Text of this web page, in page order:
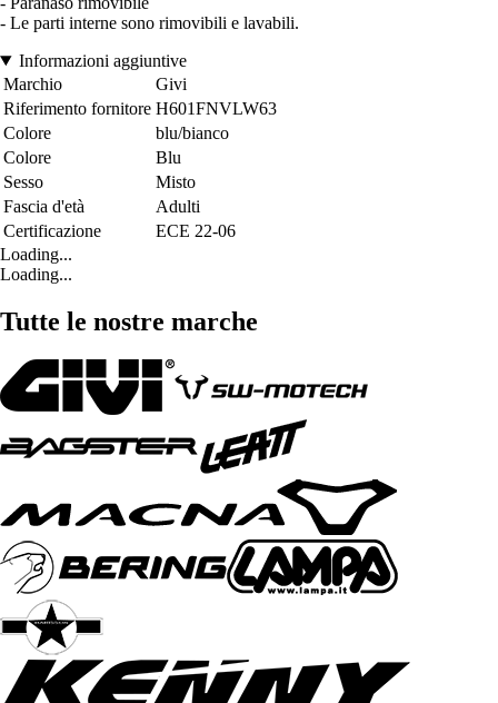
- Le parti interne sono rimovibili e lavabili.
Informazioni aggiuntive
Marchio
Givi
Riferimento fornitore H601FNVLW63
Colore
blu/bianco
Colore
Blu
Sesso
Misto
Fascia d'età
Adulti
Certificazione
ECE 22-06
Loading...
Loading...
Tutte le nostre marche